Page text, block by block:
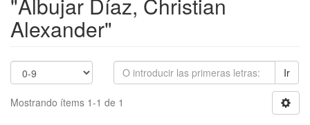
"Albujar Díaz, Christian
Alexander"
Ir
Mostrando ítems 1-1 de 1